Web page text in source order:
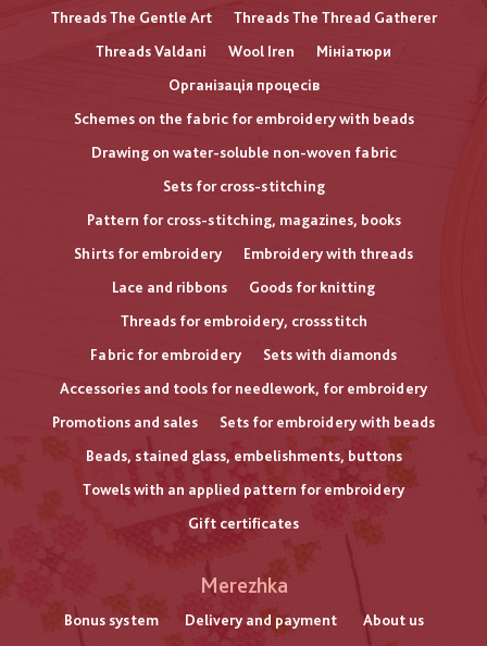
Threads The Gentle Art
Threads The Thread Gatherer
Threads Valdani
Wool Iren
Мініатюри
Організація процесів
Schemes on the fabric for embroidery with beads
Drawing on water-soluble non-woven fabric
Sets for cross-stitching
Pattern for cross-stitching, magazines, books
Shirts for embroidery
Embroidery with threads
Lace and ribbons
Goods for knitting
Threads for embroidery, crossstitch
Fabric for embroidery
Sets with diamonds
Accessories and tools for needlework, for embroidery
Promotions and sales
Sets for embroidery with beads
Beads, stained glass, embelishments, buttons
Towels with an applied pattern for embroidery
Gift certificates
нижнього
Merezhka
Bonus system Delivery and payment About us